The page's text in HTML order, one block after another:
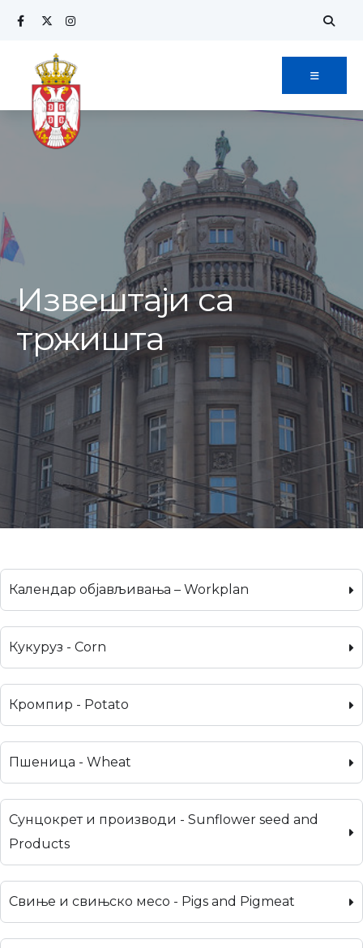
Извештаји са
тржишта
Календар објављивања – Workplan
Кукуруз - Corn
Кромпир - Potato
Пшеница - Wheat
Сунцокрет и производи - Sunflower seed and
Products
Свиње и свињско месо - Pigs and Pigmeat